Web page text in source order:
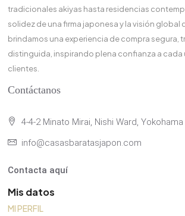
tradicionales akiyas hasta residencias
solidez de una firma japonesa y la visión global
brindamos una experiencia de compra segura,
distinguida, inspirando plena confianza a cada
clientes.
Contáctanos
4-4-2 Minato Mirai, Nishi Ward,
info@casasbaratasjapon.com
Contacta aquí
Mis datos
MI PERFIL